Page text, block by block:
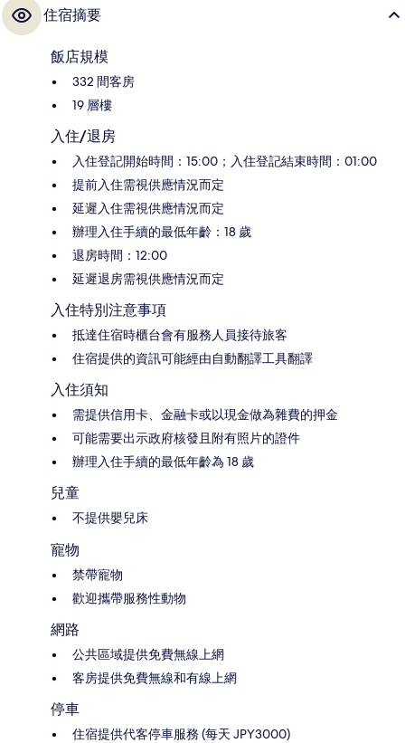
住宿摘要
飯店規模
332 間客房
19 層樓
入住/退房
入住登記開始時間：15:00；入住登記結束時間：01:00
提前入住需視供應情況而定
延遲入住需視供應情況而定
辦理入住手續的最低年齡：18 歲
退房時間：12:00
延遲退房需視供應情況而定
入住特別注意事項
抵達住宿時櫃台會有服務人員接待旅客
住宿提供的資訊可能經由自動翻譯工具翻譯
入住須知
需提供信用卡、金融卡或以現金做為雜費的押金
可能需要出示政府核發且附有照片的證件
辦理入住手續的最低年齡為 18 歲
兒童
不提供嬰兒床
寵物
禁帶寵物
歡迎攜帶服務性動物
網路
公共區域提供免費無線上網
客房提供免費無線和有線上網
停車
住宿提供代客停車服務 (每天 JPY3000)